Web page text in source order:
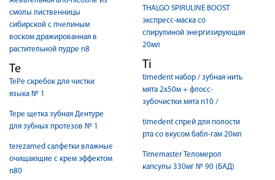
смолы лиственницы
сибирской с пчелиным
воском дражированная в
растительной пудре n8
Te
TePe cкребок для чистки
языка № 1
Tepe щетка зубная Дентуре
для зубных протезов № 1
terezamed салфетки влажные
очищающие с крем эффектом
n80
THALGO SPIRULINE BOOST
экспресс-маска со
спирулиной энергизирующая
20мл
Ti
timedent набор / зубная нить
мята 2х50м + флосс-
зубочистки мята n10 /
timedent спрей для полости
рта со вкусом бабл-гам 20мл
Timemaster Теломерол
капсулы 330мг № 90 (БАД)